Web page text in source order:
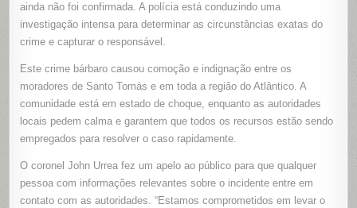
ainda não foi confirmada. A polícia está conduzindo uma
investigação intensa para determinar as circunstâncias exatas do
crime e capturar o responsável.
Este crime bárbaro causou comoção e indignação entre os
moradores de Santo Tomás e em toda a região do Atlântico. A
comunidade está em estado de choque, enquanto as autoridades
locais pedem calma e garantem que todos os recursos estão sendo
empregados para resolver o caso rapidamente.
O coronel John Urrea fez um apelo ao público para que qualquer
pessoa com informações relevantes sobre o incidente entre em
contato com as autoridades. “Estamos comprometidos em levar o